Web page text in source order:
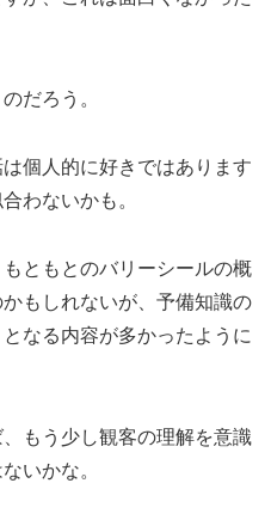
だろう。
個人的に好きではあります
わないかも。
ともとのバリーシールの概
もしれないが、予備知識の
なる内容が多かったように
もう少し観客の理解を意識
いかな。